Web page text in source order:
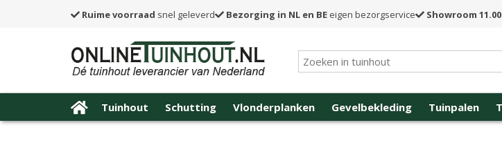
Ruime voorraad snel geleverd Bezorging in NL en BE eigen bezorgservice Showroom
Tuinhout Schutting Vlonderplanken Gevelbekleding Tuinpalen